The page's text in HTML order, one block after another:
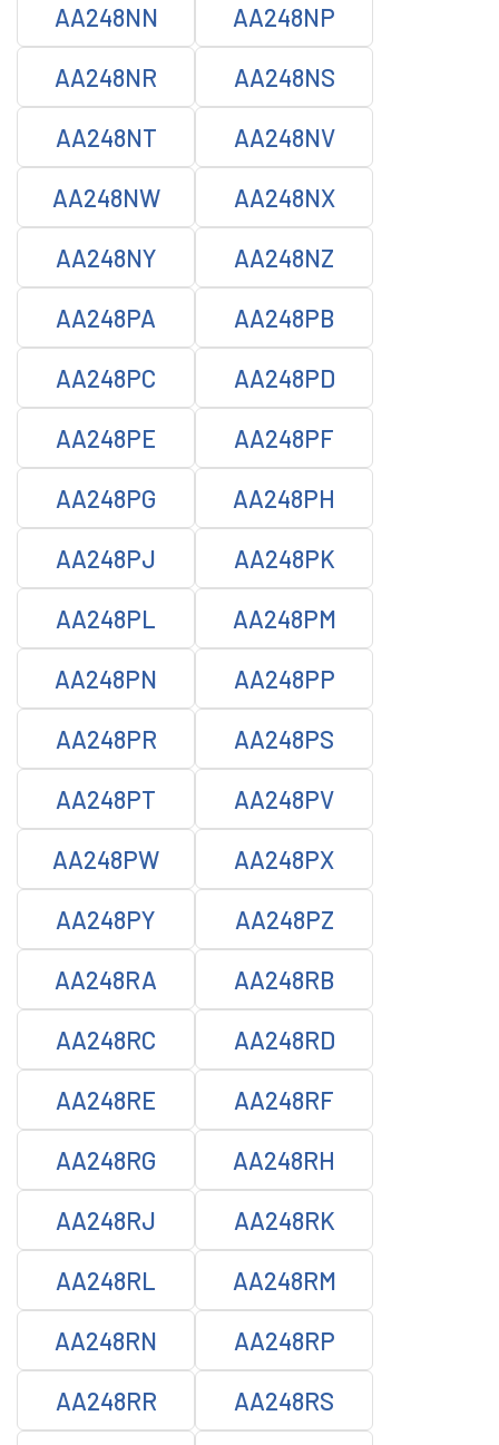
AA248NN AA248NP
AA248NR AA248NS
AA248NT AA248NV
AA248NW AA248NX
AA248NY AA248NZ
AA248PA AA248PB
AA248PC AA248PD
AA248PE AA248PF
AA248PG AA248PH
AA248PJ AA248PK
AA248PL AA248PM
AA248PN AA248PP
AA248PR AA248PS
AA248PT AA248PV
AA248PW AA248PX
AA248PY AA248PZ
AA248RA AA248RB
AA248RC AA248RD
AA248RE AA248RF
AA248RG AA248RH
AA248RJ AA248RK
AA248RL AA248RM
AA248RN AA248RP
AA248RR AA248RS